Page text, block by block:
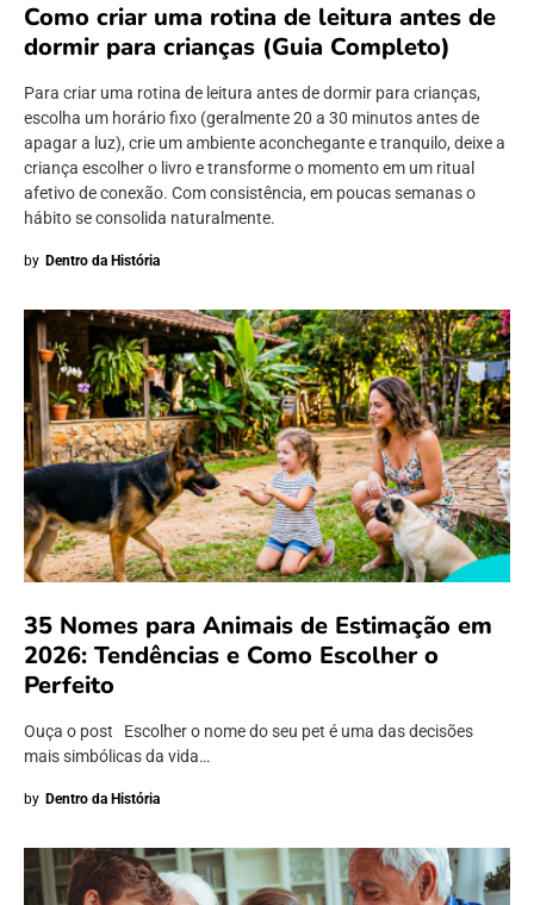
Como criar uma rotina de leitura antes de
dormir para crianças (Guia Completo)
Para criar uma rotina de leitura antes de dormir para crianças,
escolha um horário fixo (geralmente 20 a 30 minutos antes de
apagar a luz), crie um ambiente aconchegante e tranquilo, deixe a
criança escolher o livro e transforme o momento em um ritual
afetivo de conexão. Com consistência, em poucas semanas o
hábito se consolida naturalmente.
by Dentro da História
35 Nomes para Animais de Estimação em
2026: Tendências e Como Escolher o
Perfeito
Ouça o post Escolher o nome do seu pet é uma das decisões
mais simbólicas da vida…
by Dentro da História